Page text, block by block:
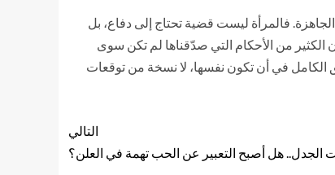
فالمرأة ليست قضية تحتاج إلى دفاع، بل
من الأحكام التي صدّقناها لم تكن سوى
الكامل في أن تكون نفسها، لا نسخة من توقعات
التالي
الجدل.. هل أصبح التعبير عن الحب تهمة في العلن؟